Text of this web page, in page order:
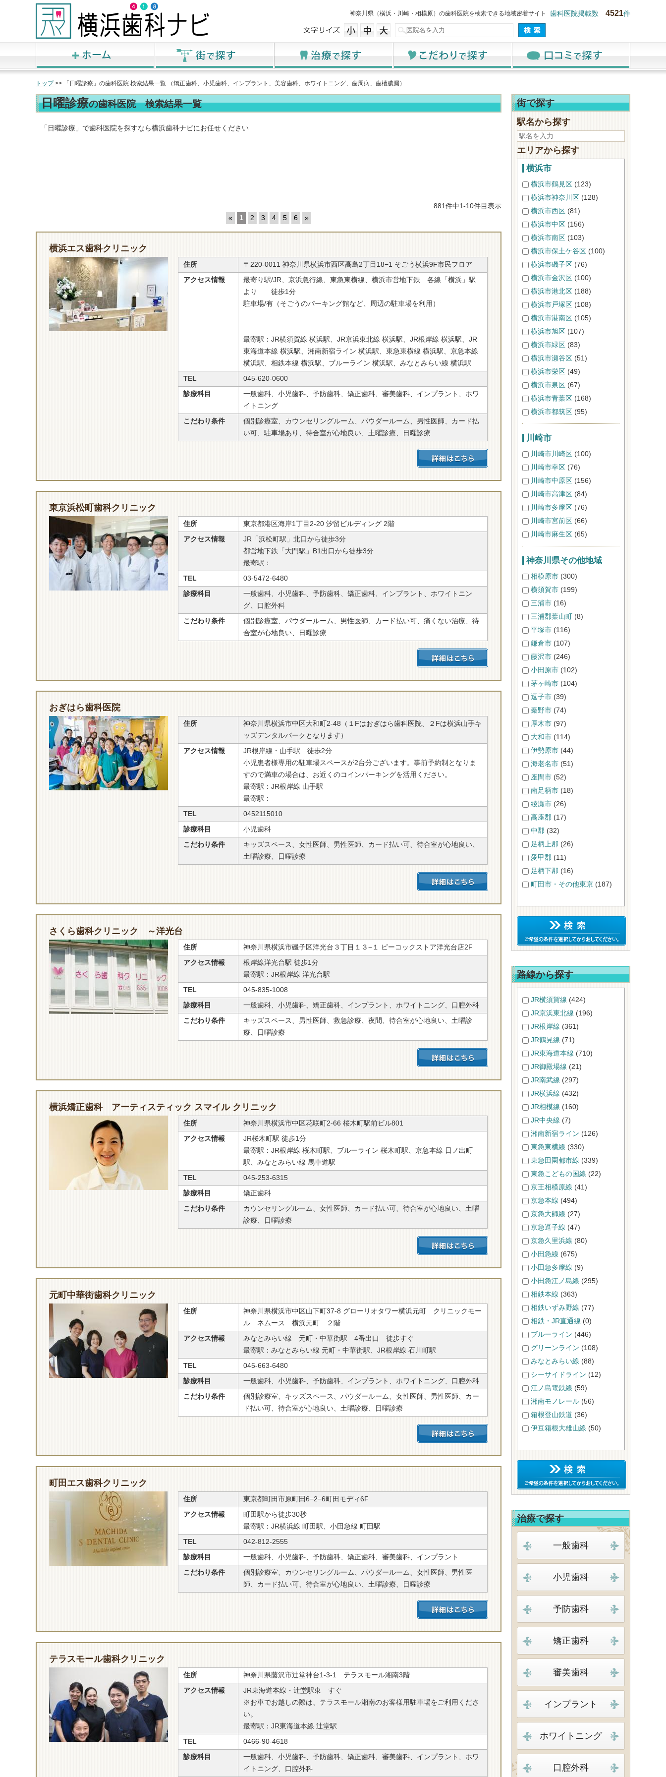
歯科医院掲載数 4521件
神奈川県（横浜・川崎・相模原）の歯科医院を検索できる地域密着サイト
トップ>> 「日曜診療」の歯科医院 検索結果一覧 （矯正歯科、小児歯科、インプラント、美容歯科、ホワイトニング、歯周病、歯槽膿漏）
日曜診療の歯科医院 検索結果一覧
「日曜診療」で歯科医院を探すなら横浜歯科ナビにお任せください
881件中1-10件目表示
«
1 2 3 4 5 6 »
横浜エス歯科クリニック
住所 〒220-0011 神奈川県横浜市西区高島2丁目18−1 そごう横浜9F市民フロア
アクセス情報
最寄り駅/JR、京浜急行線、東急東横線、横浜市営地下鉄 各線「横浜」駅
より 徒歩1分
駐車場/有（そごうのパーキング館など、周辺の駐車場を利用）
最寄駅：JR横須賀線 横浜駅、JR京浜東北線 横浜駅、JR根岸線 横浜駅、JR
東海道本線 横浜駅、湘南新宿ライン 横浜駅、東急東横線 横浜駅、京急本線
横浜駅、相鉄本線 横浜駅、ブルーライン 横浜駅、みなとみらい線 横浜駅
TEL 045-620-0600
診療科目
一般歯科、小児歯科、予防歯科、矯正歯科、審美歯科、インプラント、ホワ
イトニング
こだわり条件
個別診療室、カウンセリングルーム、パウダールーム、男性医師、カード払
い可、駐車場あり、待合室が心地良い、土曜診療、日曜診療
東京浜松町歯科クリニック
住所 東京都港区海岸1丁目2-20 汐留ビルディング 2階
アクセス情報
JR「浜松町駅」北口から徒歩3分
都営地下鉄「大門駅」B1出口から徒歩3分
最寄駅：
TEL 03-5472-6480
診療科目
一般歯科、小児歯科、予防歯科、矯正歯科、インプラント、ホワイトニン
グ、口腔外科
こだわり条件
個別診療室、パウダールーム、男性医師、カード払い可、痛くない治療、待
合室が心地良い、日曜診療
おぎはら歯科医院
住所
神奈川県横浜市中区大和町2-48（１Fはおぎはら歯科医院、２Fは横浜山手キ
ッズデンタルパークとなります）
アクセス情報
JR根岸線・山手駅 徒歩2分
小児患者様専用の駐車場スペースが2台分ございます。事前予約制となりま
すので満車の場合は、お近くのコインパーキングを活用ください。
最寄駅：JR根岸線 山手駅
最寄駅：
TEL 0452115010
診療科目 小児歯科
こだわり条件
キッズスペース、女性医師、男性医師、カード払い可、待合室が心地良い、
土曜診療、日曜診療
さくら歯科クリニック ～洋光台
住所 神奈川県横浜市磯子区洋光台３丁目１３−１ ピーコックストア洋光台店2F
アクセス情報
根岸線洋光台駅 徒歩1分
最寄駅：JR根岸線 洋光台駅
TEL 045-835-1008
診療科目 一般歯科、小児歯科、矯正歯科、インプラント、ホワイトニング、口腔外科
こだわり条件
キッズスペース、男性医師、救急診療、夜間、待合室が心地良い、土曜診
療、日曜診療
横浜矯正歯科 アーティスティック スマイル クリニック
住所 神奈川県横浜市中区花咲町2-66 桜木町駅前ビル801
アクセス情報
JR桜木町駅 徒歩1分
最寄駅：JR根岸線 桜木町駅、ブルーライン 桜木町駅、京急本線 日ノ出町
駅、みなとみらい線 馬車道駅
TEL 045-253-6315
診療科目 矯正歯科
こだわり条件
カウンセリングルーム、女性医師、カード払い可、待合室が心地良い、土曜
診療、日曜診療
元町中華街歯科クリニック
住所
神奈川県横浜市中区山下町37-8 グローリオタワー横浜元町 クリニックモー
ル ネムース 横浜元町 ２階
アクセス情報
みなとみらい線 元町・中華街駅 4番出口 徒歩すぐ
最寄駅：みなとみらい線 元町・中華街駅、JR根岸線 石川町駅
TEL 045-663-6480
診療科目 一般歯科、小児歯科、予防歯科、インプラント、ホワイトニング、口腔外科
こだわり条件
個別診療室、キッズスペース、パウダールーム、女性医師、男性医師、カー
ド払い可、待合室が心地良い、土曜診療、日曜診療
町田エス歯科クリニック
住所 東京都町田市原町田6−2−6町田モディ6F
アクセス情報
町田駅から徒歩30秒
最寄駅：JR横浜線 町田駅、小田急線 町田駅
TEL 042-812-2555
診療科目 一般歯科、小児歯科、予防歯科、矯正歯科、審美歯科、インプラント
こだわり条件
個別診療室、カウンセリングルーム、パウダールーム、女性医師、男性医
師、カード払い可、待合室が心地良い、土曜診療、日曜診療
テラスモール歯科クリニック
住所 神奈川県藤沢市辻堂神台1-3-1 テラスモール湘南3階
アクセス情報
JR東海道本線・辻堂駅東 すぐ
※お車でお越しの際は、テラスモール湘南のお客様用駐車場をご利用くださ
い。
最寄駅：JR東海道本線 辻堂駅
TEL 0466-90-4618
診療科目
一般歯科、小児歯科、予防歯科、矯正歯科、審美歯科、インプラント、ホワ
イトニング、口腔外科
街で探す
駅名から探す
エリアから探す
横浜市
横浜市鶴見区 (123)
横浜市神奈川区 (128)
横浜市西区 (81)
横浜市中区 (156)
横浜市南区 (103)
横浜市保土ケ谷区 (100)
横浜市磯子区 (76)
横浜市金沢区 (100)
横浜市港北区 (188)
横浜市戸塚区 (108)
横浜市港南区 (105)
横浜市旭区 (107)
横浜市緑区 (83)
横浜市瀬谷区 (51)
横浜市栄区 (49)
横浜市泉区 (67)
横浜市青葉区 (168)
横浜市都筑区 (95)
川崎市
川崎市川崎区 (100)
川崎市幸区 (76)
川崎市中原区 (156)
川崎市高津区 (84)
川崎市多摩区 (76)
川崎市宮前区 (66)
川崎市麻生区 (65)
神奈川県その他地域
相模原市 (300)
横須賀市 (199)
三浦市 (16)
三浦郡葉山町
(8)
平塚市 (116)
鎌倉市 (107)
藤沢市 (246)
小田原市 (102)
茅ヶ崎市 (104)
逗子市 (39)
秦野市 (74)
厚木市 (97)
大和市 (114)
伊勢原市 (44)
海老名市 (51)
座間市 (52)
南足柄市 (18)
綾瀬市 (26)
高座郡 (17)
中郡 (32)
足柄上郡 (26)
愛甲郡 (11)
足柄下郡 (16)
町田市・その他東京 (187)
路線から探す
JR横須賀線 (424)
JR京浜東北線 (196)
JR根岸線 (361)
JR鶴見線 (71)
JR東海道本線 (710)
JR御殿場線 (21)
JR南武線 (297)
JR横浜線 (432)
JR相模線 (160)
JR中央線 (7)
湘南新宿ライン (126)
東急東横線 (330)
東急田園都市線 (339)
東急こどもの国線 (22)
京王相模原線 (41)
京急本線 (494)
京急大師線 (27)
京急逗子線 (47)
京急久里浜線 (80)
小田急線 (675)
小田急多摩線 (9)
小田急江ノ島線 (295)
相鉄本線 (363)
相鉄いずみ野線 (77)
相鉄・JR直通線 (0)
ブルーライン (446)
グリーンライン (108)
みなとみらい線 (88)
シーサイドライン (12)
江ノ島電鉄線 (59)
湘南モノレール (56)
箱根登山鉄道 (36)
伊豆箱根大雄山線 (50)
治療で探す
一般歯科
小児歯科
予防歯科
矯正歯科
審美歯科
インプラント
ホワイトニング
口腔外科